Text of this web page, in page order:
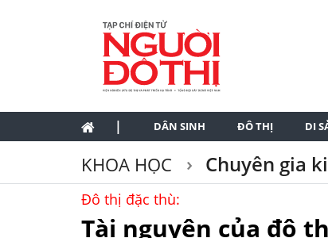
| DÂN SINH ĐÔ THỊ DI
KHOA HỌC Chuyên gia
Đô thị đặc thù:
Tài nguyên của đô